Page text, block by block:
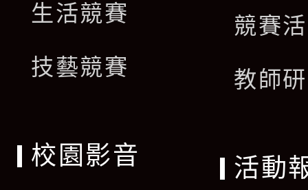
生活競賽
技藝競賽
競賽
教師
校園影音 活動